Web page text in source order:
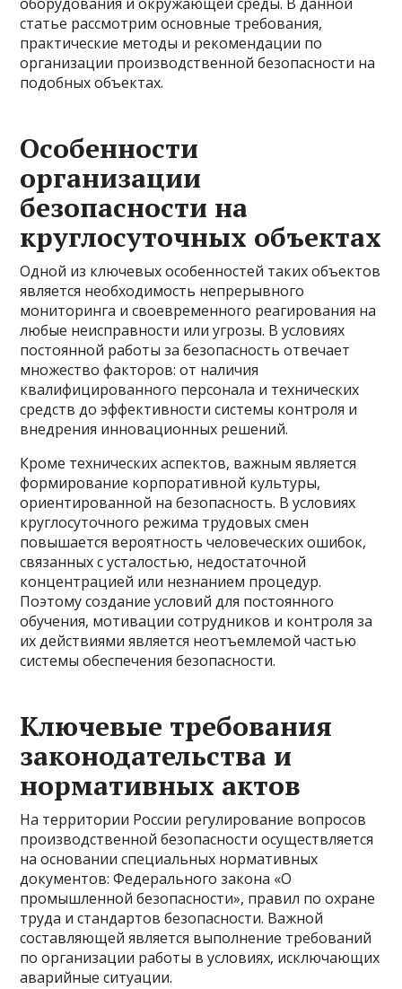
статье рассмотрим основные требования,
практические методы и рекомендации по
организации производственной безопасности на
подобных объектах.
Особенности
организации
безопасности на
круглосуточных объектах
Одной из ключевых особенностей таких объектов
является необходимость непрерывного
мониторинга и своевременного реагирования на
любые неисправности или угрозы. В условиях
постоянной работы за безопасность отвечает
множество факторов: от наличия
квалифицированного персонала и технических
средств до эффективности системы контроля и
внедрения инновационных решений.
Кроме технических аспектов, важным является
формирование корпоративной культуры,
ориентированной на безопасность. В условиях
круглосуточного режима трудовых смен
повышается вероятность человеческих ошибок,
связанных с усталостью, недостаточной
концентрацией или незнанием процедур.
Поэтому создание условий для постоянного
обучения, мотивации сотрудников и контроля за
их действиями является неотъемлемой частью
системы обеспечения безопасности.
Ключевые требования
законодательства и
нормативных актов
На территории России регулирование вопросов
производственной безопасности осуществляется
на основании специальных нормативных
документов: Федерального закона «О
промышленной безопасности», правил по охране
труда и стандартов безопасности. Важной
составляющей является выполнение требований
по организации работы в условиях, исключающих
аварийные ситуации.